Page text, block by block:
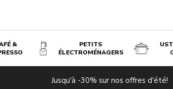
&
PETITS
ÉLECTROMÉNAGERS
Jusqu'à -30% sur nos offres d'été!
Produits associés Inspiration